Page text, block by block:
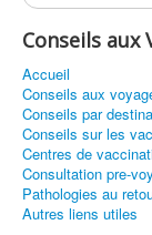
Revue
Histoire
Présentations
Historique des
Bourse de
Groupes de
Conseils aux
Accueil
Conseils aux
Conseils par
Conseils sur les
Centres de
Consultation pre-
Pathologies au
Autres liens utiles